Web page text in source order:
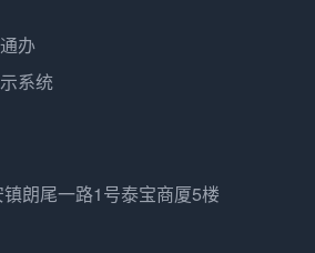
办
系统
朗尾一路1号泰宝商厦5楼